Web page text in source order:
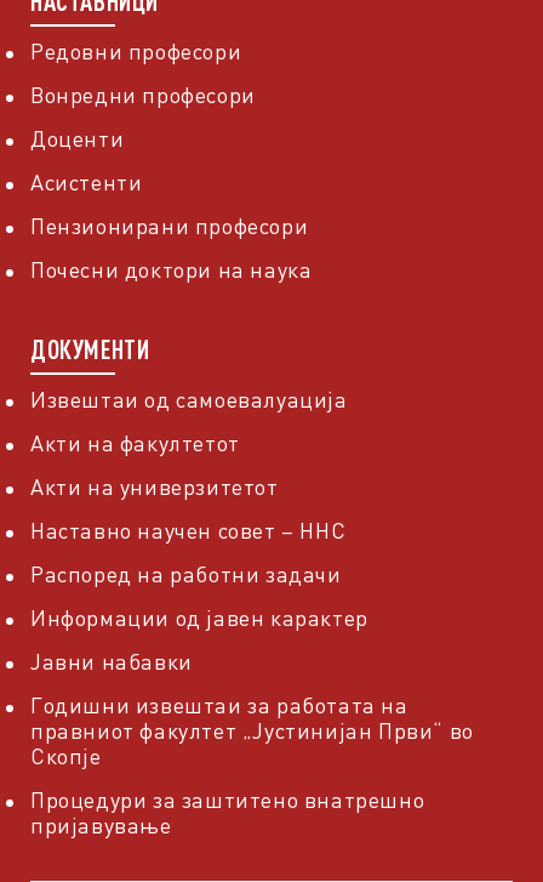
Редовни професори
Вонредни професори
Доценти
Асистенти
Пензионирани професори
Почесни доктори на наука
ДОКУМЕНТИ
Извештаи од самоевалуација
Акти на факултетот
Акти на универзитетот
Наставно научен совет – ННС
Распоред на работни задачи
Информации од јавен карактер
Јавни набавки
Годишни извештаи за работата на
правниот факултет „Јустинијан Први“ во
Скопје
Процедури за заштитено внатрешно
пријавување